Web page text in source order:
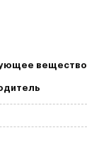
вещество